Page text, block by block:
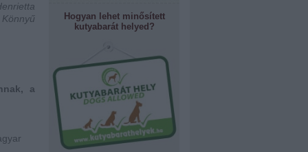
a
Hogyan lehet minősített
kutyabarát helyed?